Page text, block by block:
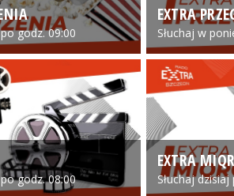
godz. 09:00
EXTRA
Słuchaj w
godz. 08:00
EXTRA
Słuchaj